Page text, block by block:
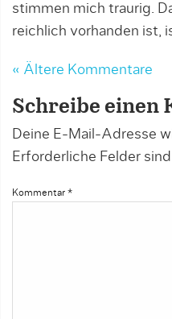
stimmen mich traurig.
reichlich vorhanden ist,
« Ältere Kommentare
Schreibe einen
Deine E-Mail-Adresse
Erforderliche Felder
Kommentar *